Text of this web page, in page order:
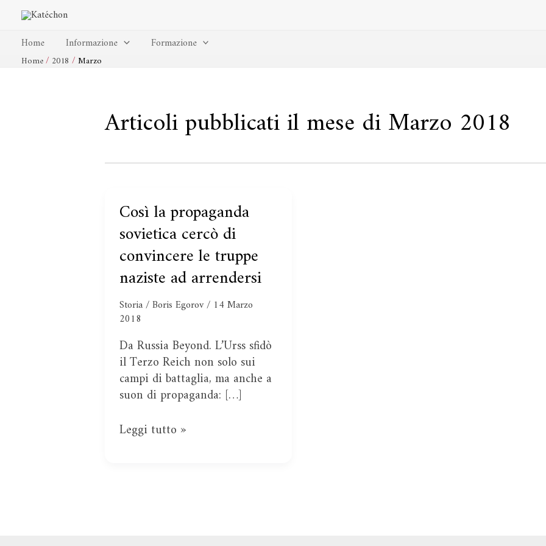
contenuto
Home
Informazione Formazione
Home 2018 Marzo
Articoli pubblicati il mese di Marzo 2018
Così la propaganda
sovietica cercò di
convincere le truppe
naziste ad arrendersi
Storia/Boris Egorov/ 14 Marzo
2018
Da Russia Beyond. L’Urss sfidò
il Terzo Reich non solo sui
campi di battaglia, ma anche a
suon di propaganda: […]
Così
la
propaganda
sovietica
cercò
convincere
le
truppe
naziste
ad
arrendersi
Leggi tutto »